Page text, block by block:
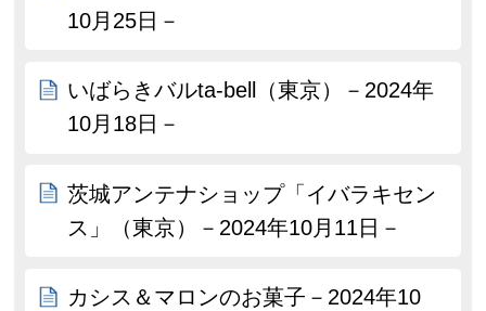
10月25日－
いばらきバルta-bell（東京）－2024年
10月18日－
茨城アンテナショップ「イバラキセン
ス」（東京）－2024年10月11日－
カシス＆マロンのお菓子－2024年10